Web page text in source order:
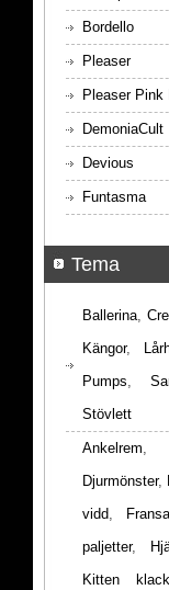
Bordello
Pleaser
Pleaser Pink
DemoniaCult
Devious
Funtasma
Tema
Ballerina,
Kängor,
Pumps,
Stövlett
Ankelrem,
Djurmönster,
vidd,
paljetter,
Kitten klack